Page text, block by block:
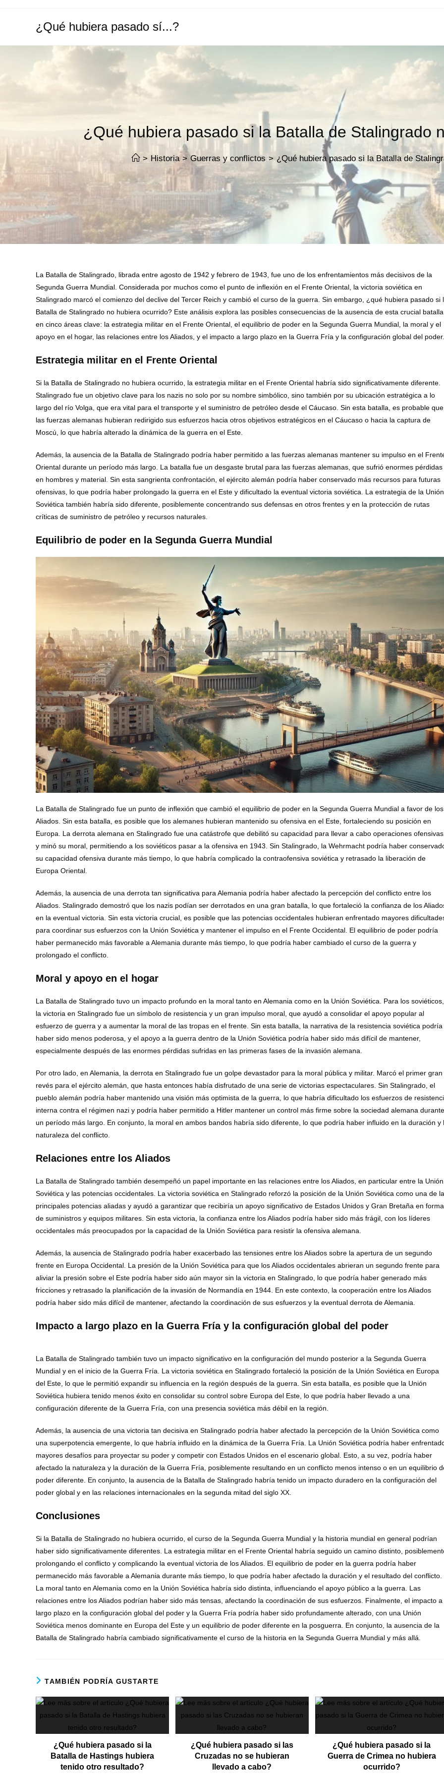
¿Qué hubiera pasado sí...?
¿Qué hubiera pasado si la Batalla de Stalingrado
> Historia > Guerras y conflictos > ¿Qué hubiera pasado si la Batalla de
La Batalla de Stalingrado, librada entre agosto de 1942 y febrero de 1943, fue uno de los enfrentamientos más decisivos de la
Segunda Guerra Mundial. Considerada por muchos como el punto de inflexión en el Frente Oriental, la victoria soviética en
Stalingrado marcó el comienzo del declive del Tercer Reich y cambió el curso de la guerra. Sin embargo, ¿qué hubiera pasado si
Batalla de Stalingrado no hubiera ocurrido? Este análisis explora las posibles consecuencias de la ausencia de esta crucial batalla
en cinco áreas clave: la estrategia militar en el Frente Oriental, el equilibrio de poder en la Segunda Guerra Mundial, la moral y el
apoyo en el hogar, las relaciones entre los Aliados, y el impacto a largo plazo en la Guerra Fría y la configuración global del poder.
Estrategia militar en el Frente Oriental
Si la Batalla de Stalingrado no hubiera ocurrido, la estrategia militar en el Frente Oriental habría sido significativamente diferente.
Stalingrado fue un objetivo clave para los nazis no solo por su nombre simbólico, sino también por su ubicación estratégica a lo
largo del río Volga, que era vital para el transporte y el suministro de petróleo desde el Cáucaso. Sin esta batalla, es probable que
las fuerzas alemanas hubieran redirigido sus esfuerzos hacia otros objetivos estratégicos en el Cáucaso o hacia la captura de
Moscú, lo que habría alterado la dinámica de la guerra en el Este.
Además, la ausencia de la Batalla de Stalingrado podría haber permitido a las fuerzas alemanas mantener su impulso en el
Oriental durante un período más largo. La batalla fue un desgaste brutal para las fuerzas alemanas, que sufrió enormes pérdidas
en hombres y material. Sin esta sangrienta confrontación, el ejército alemán podría haber conservado más recursos para futuras
ofensivas, lo que podría haber prolongado la guerra en el Este y dificultado la eventual victoria soviética. La estrategia de la Unión
Soviética también habría sido diferente, posiblemente concentrando sus defensas en otros frentes y en la protección de rutas
críticas de suministro de petróleo y recursos naturales.
Equilibrio de poder en la Segunda Guerra Mundial
La Batalla de Stalingrado fue un punto de inflexión que cambió el equilibrio de poder en la Segunda Guerra Mundial a favor de los
Aliados. Sin esta batalla, es posible que los alemanes hubieran mantenido su ofensiva en el Este, fortaleciendo su posición en
Europa. La derrota alemana en Stalingrado fue una catástrofe que debilitó su capacidad para llevar a cabo operaciones ofensivas
y minó su moral, permitiendo a los soviéticos pasar a la ofensiva en 1943. Sin Stalingrado, la Wehrmacht podría haber
su capacidad ofensiva durante más tiempo, lo que habría complicado la contraofensiva soviética y retrasado la liberación de
Europa Oriental.
Además, la ausencia de una derrota tan significativa para Alemania podría haber afectado la percepción del conflicto entre los
Aliados. Stalingrado demostró que los nazis podían ser derrotados en una gran batalla, lo que fortaleció la confianza de los
en la eventual victoria. Sin esta victoria crucial, es posible que las potencias occidentales hubieran enfrentado mayores
para coordinar sus esfuerzos con la Unión Soviética y mantener el impulso en el Frente Occidental. El equilibrio de poder podría
haber permanecido más favorable a Alemania durante más tiempo, lo que podría haber cambiado el curso de la guerra y
prolongado el conflicto.
Moral y apoyo en el hogar
La Batalla de Stalingrado tuvo un impacto profundo en la moral tanto en Alemania como en la Unión Soviética. Para los soviéticos,
la victoria en Stalingrado fue un símbolo de resistencia y un gran impulso moral, que ayudó a consolidar el apoyo popular al
esfuerzo de guerra y a aumentar la moral de las tropas en el frente. Sin esta batalla, la narrativa de la resistencia soviética podría
haber sido menos poderosa, y el apoyo a la guerra dentro de la Unión Soviética podría haber sido más difícil de mantener,
especialmente después de las enormes pérdidas sufridas en las primeras fases de la invasión alemana.
Por otro lado, en Alemania, la derrota en Stalingrado fue un golpe devastador para la moral pública y militar. Marcó el primer gran
revés para el ejército alemán, que hasta entonces había disfrutado de una serie de victorias espectaculares. Sin Stalingrado, el
pueblo alemán podría haber mantenido una visión más optimista de la guerra, lo que habría dificultado los esfuerzos de
interna contra el régimen nazi y podría haber permitido a Hitler mantener un control más firme sobre la sociedad alemana durante
un período más largo. En conjunto, la moral en ambos bandos habría sido diferente, lo que podría haber influido en la duración y
naturaleza del conflicto.
Relaciones entre los Aliados
La Batalla de Stalingrado también desempeñó un papel importante en las relaciones entre los Aliados, en particular entre la Unión
Soviética y las potencias occidentales. La victoria soviética en Stalingrado reforzó la posición de la Unión Soviética como una de
principales potencias aliadas y ayudó a garantizar que recibiría un apoyo significativo de Estados Unidos y Gran Bretaña en forma
de suministros y equipos militares. Sin esta victoria, la confianza entre los Aliados podría haber sido más frágil, con los líderes
occidentales más preocupados por la capacidad de la Unión Soviética para resistir la ofensiva alemana.
Además, la ausencia de Stalingrado podría haber exacerbado las tensiones entre los Aliados sobre la apertura de un segundo
frente en Europa Occidental. La presión de la Unión Soviética para que los Aliados occidentales abrieran un segundo frente para
aliviar la presión sobre el Este podría haber sido aún mayor sin la victoria en Stalingrado, lo que podría haber generado más
fricciones y retrasado la planificación de la invasión de Normandía en 1944. En este contexto, la cooperación entre los Aliados
podría haber sido más difícil de mantener, afectando la coordinación de sus esfuerzos y la eventual derrota de Alemania.
Impacto a largo plazo en la Guerra Fría y la configuración global del poder
La Batalla de Stalingrado también tuvo un impacto significativo en la configuración del mundo posterior a la Segunda Guerra
Mundial y en el inicio de la Guerra Fría. La victoria soviética en Stalingrado fortaleció la posición de la Unión Soviética en Europa
del Este, lo que le permitió expandir su influencia en la región después de la guerra. Sin esta batalla, es posible que la Unión
Soviética hubiera tenido menos éxito en consolidar su control sobre Europa del Este, lo que podría haber llevado a una
configuración diferente de la Guerra Fría, con una presencia soviética más débil en la región.
Además, la ausencia de una victoria tan decisiva en Stalingrado podría haber afectado la percepción de la Unión Soviética como
una superpotencia emergente, lo que habría influido en la dinámica de la Guerra Fría. La Unión Soviética podría haber
mayores desafíos para proyectar su poder y competir con Estados Unidos en el escenario global. Esto, a su vez, podría haber
afectado la naturaleza y la duración de la Guerra Fría, posiblemente resultando en un conflicto menos intenso o en un equilibrio
poder diferente. En conjunto, la ausencia de la Batalla de Stalingrado habría tenido un impacto duradero en la configuración del
poder global y en las relaciones internacionales en la segunda mitad del siglo XX.
Conclusiones
Si la Batalla de Stalingrado no hubiera ocurrido, el curso de la Segunda Guerra Mundial y la historia mundial en general podrían
haber sido significativamente diferentes. La estrategia militar en el Frente Oriental habría seguido un camino distinto,
prolongando el conflicto y complicando la eventual victoria de los Aliados. El equilibrio de poder en la guerra podría haber
permanecido más favorable a Alemania durante más tiempo, lo que podría haber afectado la duración y el resultado del conflicto.
La moral tanto en Alemania como en la Unión Soviética habría sido distinta, influenciando el apoyo público a la guerra. Las
relaciones entre los Aliados podrían haber sido más tensas, afectando la coordinación de sus esfuerzos. Finalmente, el impacto a
largo plazo en la configuración global del poder y la Guerra Fría podría haber sido profundamente alterado, con una Unión
Soviética menos dominante en Europa del Este y un equilibrio de poder diferente en la posguerra. En conjunto, la ausencia de la
Batalla de Stalingrado habría cambiado significativamente el curso de la historia en la Segunda Guerra Mundial y más allá.
TAMBIÉN PODRÍA GUSTARTE
¿Qué hubiera pasado si la
Batalla de Hastings hubiera
tenido otro resultado?
¿Qué hubiera pasado si las
Cruzadas no se hubieran
llevado a cabo?
¿Qué hubiera pasado si la
Guerra de Crimea no hubiera
ocurrido?